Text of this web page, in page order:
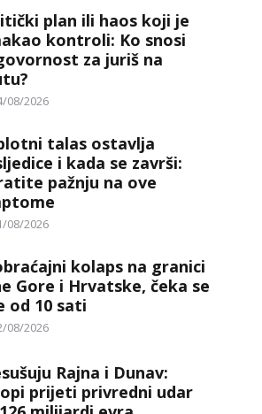
plan ili haos koji je
kontroli: Ko snosi
za juriš na
08/2026
talas ostavlja
i kada se završi:
pažnju na ove
08/2026
kolaps na granici
Gore i Hrvatske, čeka se
od 10 sati
08/2026
Rajna i Dunav:
prijeti privredni udar